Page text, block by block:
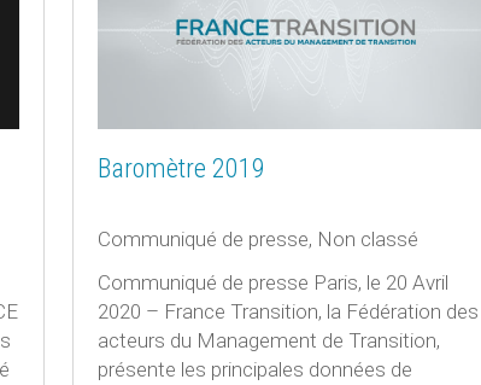
Baromètre 2019
Communiqué de presse, Non classé
Communiqué de presse Paris, le 20 Avril
2020 – France Transition, la Fédération des
acteurs du Management de Transition,
présente les principales données de